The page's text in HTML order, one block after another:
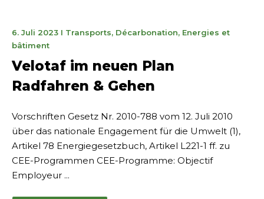
6. Juli 202319.
2025
I Transports, Décarbonation, Energies et
bâtiment
Velotaf im neuen Plan
Radfahren & Gehen
Vorschriften Gesetz Nr. 2010-788 vom 12. Juli 2010
über das nationale Engagement für die Umwelt (1),
Artikel 78 Energiegesetzbuch, Artikel L221-1 ff. zu
CEE-Programmen CEE-Programme: Objectif
Employeur ...